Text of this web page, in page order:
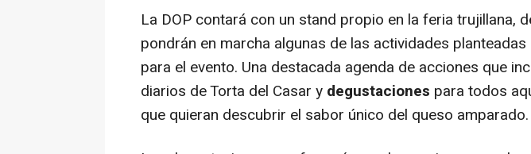
La DOP contará con un stand propio en la feria trujillana,
pondrán en marcha algunas de las actividades
para el evento. Una destacada agenda de acciones que
diarios de Torta del Casar y degustaciones para todos
que quieran descubrir el sabor único del queso amparado.